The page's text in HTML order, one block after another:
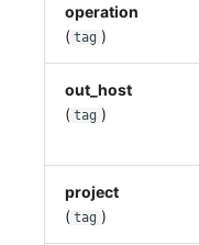
operation
( tag )
out_host
( tag )
project
( tag )